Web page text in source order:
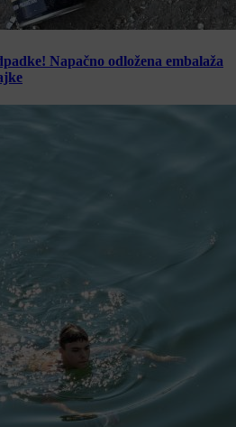
Napačno odložena embalaža